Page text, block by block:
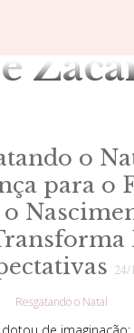
seguro onde
Carrinho
BLOG
SOBRE
o
para o
24/
Resgatando o Natal